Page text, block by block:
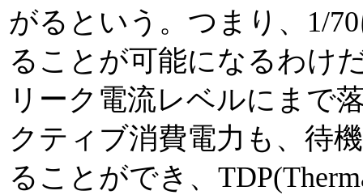
がるという。つまり、1/
ることが可能になるわけ
リーク電流レベルにまで
クティブ消費電力も、待
ることができ、